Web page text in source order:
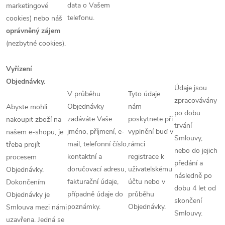
marketingové
cookies) nebo náš
oprávněný zájem
(nezbytné cookies).
data o Vašem
telefonu.
Vyřízení
Objednávky.
Abyste mohli
nakoupit zboží na
našem e-shopu, je
třeba projít
procesem
Objednávky.
Dokončením
Objednávky je
Smlouva mezi námi
uzavřena. Jedná se
V průběhu
Objednávky
zadáváte Vaše
jméno, příjmení, e-
mail, telefonní číslo,
kontaktní a
doručovací adresu,
fakturační údaje,
případně údaje do
poznámky.
Tyto údaje
nám
poskytnete při
vyplnění buď v
rámci
registrace k
uživatelskému
účtu nebo v
průběhu
Objednávky.
Údaje jsou
zpracovávány
po dobu
trvání
Smlouvy,
nebo do jejich
předání a
následně po
dobu 4 let od
skončení
Smlouvy.